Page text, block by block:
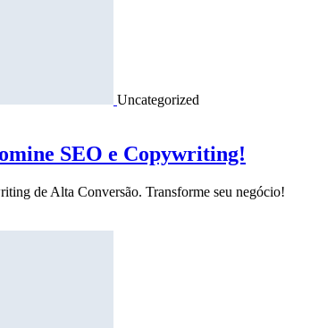
Uncategorized
SEO e Copywriting!
de Alta Conversão. Transforme seu negócio!